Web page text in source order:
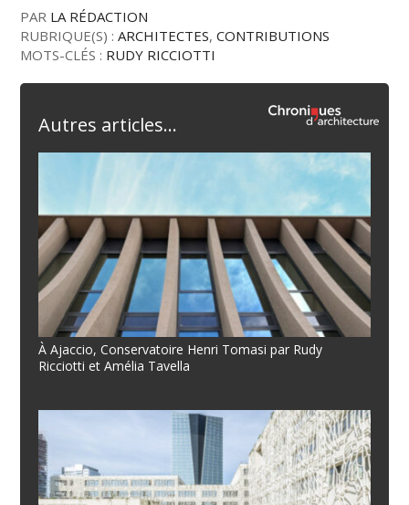
PAR LA RÉDACTION
RUBRIQUE(S) :ARCHITECTES,CONTRIBUTIONS
MOTS-CLÉS : RUDY RICCIOTTI
Autres articles...
À Ajaccio, Conservatoire Henri Tomasi par Rudy
Ricciotti et Amélia Tavella